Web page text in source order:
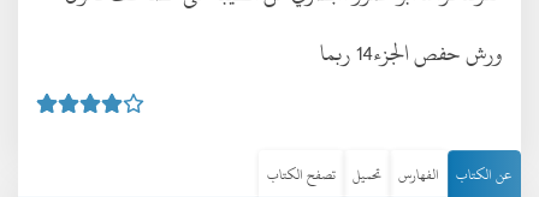
ورش حفص الجزء14 ربما
عن الكتاب الفهارس تحميل تصفح الكتاب